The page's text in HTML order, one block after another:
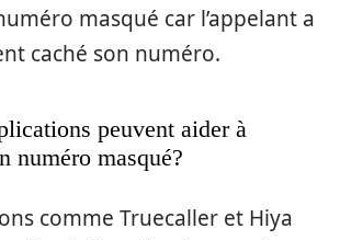
masqué car l’appelant a
caché son numéro.
peuvent aider à
numéro masqué?
comme Truecaller et Hiya